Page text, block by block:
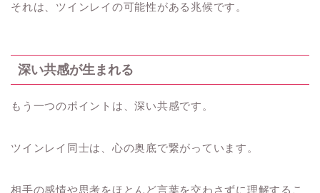
それは、ツインレイの可能性がある兆候です。
深い共感が生まれる
もう一つのポイントは、深い共感です。
ツインレイ同士は、心の奥底で繋がっています。
相手の感情や思考をほとんど言葉を交わさずに理解するこ